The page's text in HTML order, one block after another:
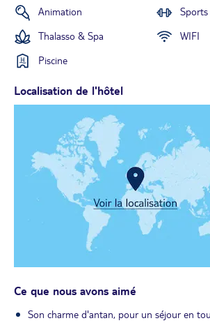
Animation
Thalasso & Spa
WIFI
Piscine
Localisation de l'hôtel
Ce que nous avons aimé
Son charme d'antan, pour un séjour en